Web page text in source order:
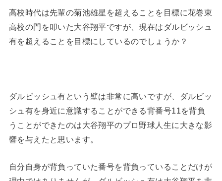
高校時代は先輩の菊池雄星を超えることを目標に花巻東
高校の門を叩いた大谷翔平ですが、現在はダルビッシュ
有を超えることを目標にしているのでしょうか？
ダルビッシュ有という壁は非常に高いですが、ダルビッ
シュ有を身近に意識することができる背番号11を背負
うことができたのは大谷翔平のプロ野球人生に大きな影
響を与えたと思います。
自分自身が背負っていた番号を背負っていることだけが